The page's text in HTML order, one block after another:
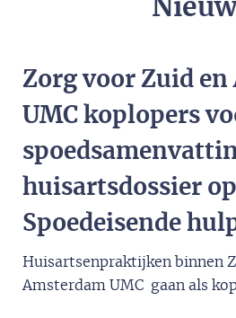
Zorg voor Zuid en
UMC koplopers
huisartsdossier
Spoedeisende
Huisartsenpraktijken binnen
Amsterdam UMC gaan als